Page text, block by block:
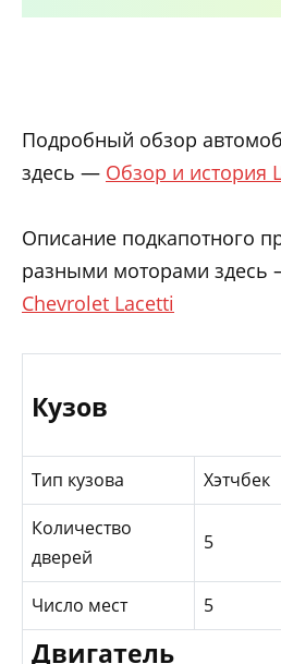
Подробный обзор
здесь — Обзор и история
Описание подкапотного
разными моторами здесь
Chevrolet Lacetti
Кузов
Тип кузова
Хэтчбек
Количество
дверей
5
Число мест 5
Двигатель